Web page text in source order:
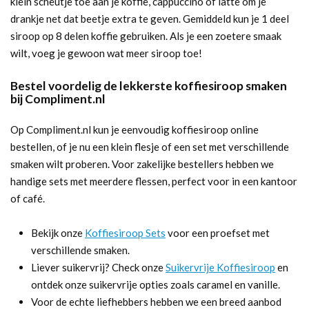
drankje net dat beetje extra te geven. Gemiddeld kun je 1 deel
siroop op 8 delen koffie gebruiken. Als je een zoetere smaak
wilt, voeg je gewoon wat meer siroop toe!
Bestel voordelig de lekkerste koffiesiroop smaken
bij Compliment.nl
Op Compliment.nl kun je eenvoudig koffiesiroop online
bestellen, of je nu een klein flesje of een set met verschillende
smaken wilt proberen. Voor zakelijke bestellers hebben we
handige sets met meerdere flessen, perfect voor in een kantoor
of café.
Bekijk onze Koffiesiroop Sets voor een proefset met
verschillende smaken.
Liever suikervrij? Check onzeSuikervrije Koffiesiroop en
ontdek onze suikervrije opties zoals caramel en vanille.
Voor de echte liefhebbers hebben we een breed aanbod